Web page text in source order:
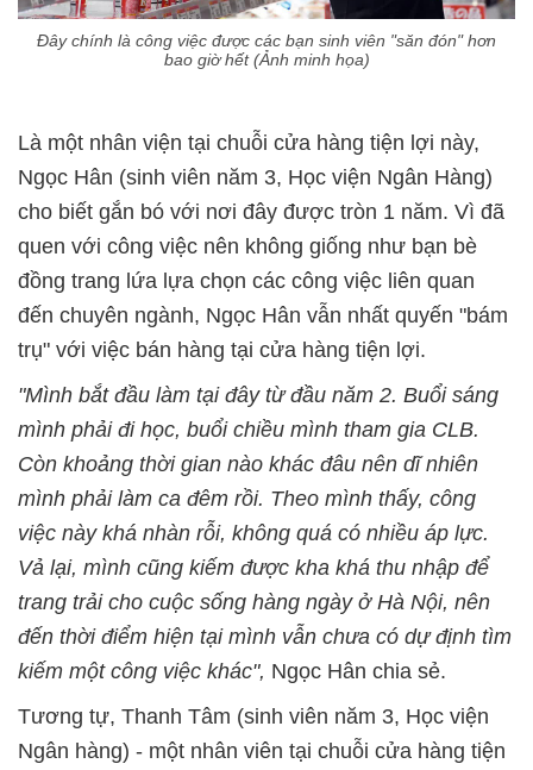
Đây chính là công việc được các bạn sinh viên "săn đón" hơn
bao giờ hết (Ảnh minh họa)
Là một nhân viện tại chuỗi cửa hàng tiện lợi này,
Ngọc Hân (sinh viên năm 3, Học viện Ngân Hàng)
cho biết gắn bó với nơi đây được tròn 1 năm. Vì đã
quen với công việc nên không giống như bạn bè
đồng trang lứa lựa chọn các công việc liên quan
đến chuyên ngành, Ngọc Hân vẫn nhất quyến "bám
trụ" với việc bán hàng tại cửa hàng tiện lợi.
"Mình bắt đầu làm tại đây từ đầu năm 2. Buổi sáng
mình phải đi học, buổi chiều mình tham gia CLB.
Còn khoảng thời gian nào khác đâu nên dĩ nhiên
mình phải làm ca đêm rồi. Theo mình thấy, công
việc này khá nhàn rỗi, không quá có nhiều áp lực.
Vả lại, mình cũng kiếm được kha khá thu nhập để
trang trải cho cuộc sống hàng ngày ở Hà Nội, nên
đến thời điểm hiện tại mình vẫn chưa có dự định tìm
kiếm một công việc khác", Ngọc Hân chia sẻ.
Tương tự, Thanh Tâm (sinh viên năm 3, Học viện
Ngân hàng) - một nhân viên tại chuỗi cửa hàng tiện